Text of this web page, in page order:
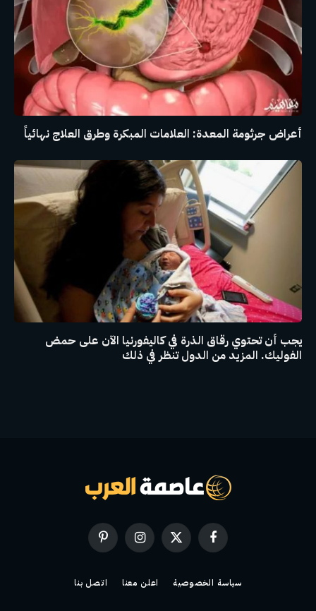
أعراض جرثومة المعدة: العلامات المبكرة وطرق العلاج نهائياً
يجب أن تحتوي رقاق الذرة في كاليفورنيا الآن على حمض
الفوليك. المزيد من الدول تنظر في ذلك
فيسبوك
X
(Twitter)
الانستغرامبينتيريست
سياسة الخصوصية اعلن معنا اتصل بنا